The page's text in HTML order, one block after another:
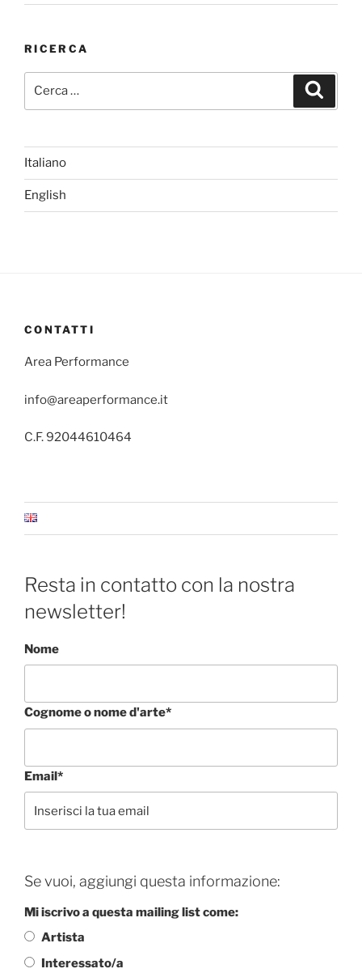
RICERCA
Italiano
English
CONTATTI
Area Performance
info@areaperformance.it
C.F. 92044610464
Resta in contatto con la nostra
newsletter!
Nome
Cognome o nome d'arte*
Email*
Se vuoi, aggiungi questa informazione:
Mi iscrivo a questa mailing list come:
Artista
Interessato/a